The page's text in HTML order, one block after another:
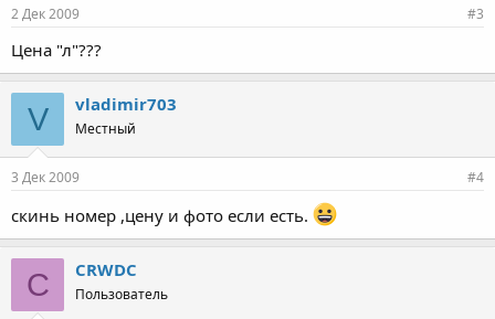
2 Дек 2009 #3
Цена "л"???
V vladimir703
Местный
3 Дек 2009 #4
скинь номер ,цену и фото если есть.
C CRWDC
Пользователь